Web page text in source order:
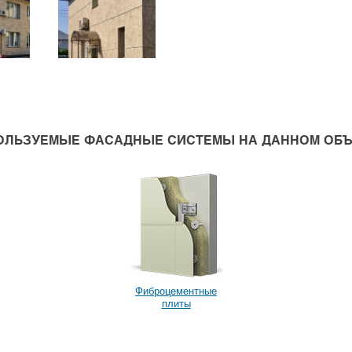
ФАСАДНЫЕ СИСТЕМЫ НА ДАННОМ
Фиброцементные
плиты